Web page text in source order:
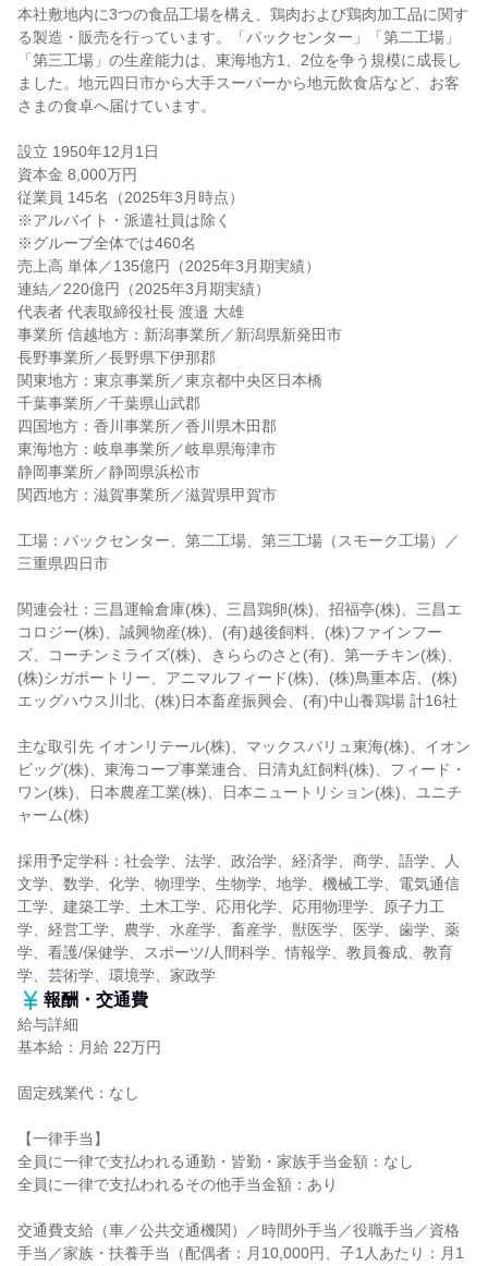
本社敷地内に3つの食品工場を構え、鶏肉および鶏肉加工品に関す
る製造・販売を行っています。「パックセンター」「第二工場」
「第三工場」の生産能力は、東海地方1、2位を争う規模に成長し
ました。地元四日市から大手スーパーから地元飲食店など、お客
さまの食卓へ届けています。
設立 1950年12月1日
資本金 8,000万円
従業員 145名（2025年3月時点）
※アルバイト・派遣社員は除く
※グループ全体では460名
売上高 単体／135億円（2025年3月期実績）
連結／220億円（2025年3月期実績）
代表者 代表取締役社長 渡邉 大雄
事業所 信越地方：新潟事業所／新潟県新発田市
長野事業所／長野県下伊那郡
関東地方：東京事業所／東京都中央区日本橋
千葉事業所／千葉県山武郡
四国地方：香川事業所／香川県木田郡
東海地方：岐阜事業所／岐阜県海津市
静岡事業所／静岡県浜松市
関西地方：滋賀事業所／滋賀県甲賀市
工場：パックセンター、第二工場、第三工場（スモーク工場）／
三重県四日市
関連会社：三昌運輸倉庫(株)、三昌鶏卵(株)、招福亭(株)、三昌エ
コロジー(株)、誠興物産(株)、(有)越後飼料、(株)ファインフー
ズ、コーチンミライズ(株)、きららのさと(有)、第一チキン(株)、
(株)シガポートリー、アニマルフィード(株)、(株)鳥重本店、(株)
エッグハウス川北、(株)日本畜産振興会、(有)中山養鶏場 計16社
主な取引先 イオンリテール(株)、マックスバリュ東海(株)、イオン
ビッグ(株)、東海コープ事業連合、日清丸紅飼料(株)、フィード・
ワン(株)、日本農産工業(株)、日本ニュートリション(株)、ユニチ
ャーム(株)
採用予定学科：社会学、法学、政治学、経済学、商学、語学、人
文学、数学、化学、物理学、生物学、地学、機械工学、電気通信
工学、建築工学、土木工学、応用化学、応用物理学、原子力工
学、経営工学、農学、水産学、畜産学、獣医学、医学、歯学、薬
学、看護/保健学、スポーツ/人間科学、情報学、教員養成、教育
学、芸術学、環境学、家政学
報酬・交通費
給与詳細
基本給：月給 22万円
固定残業代：なし
【一律手当】
全員に一律で支払われる通勤・皆勤・家族手当金額：なし
全員に一律で支払われるその他手当金額：あり
交通費支給（車／公共交通機関）／時間外手当／役職手当／資格
手当／家族・扶養手当（配偶者：月10,000円、子1人あたり：月1